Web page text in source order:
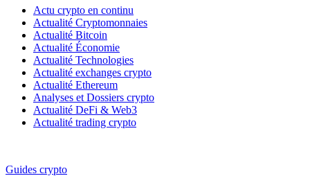
Actu crypto en continu
Actualité Cryptomonnaies
Actualité Bitcoin
Actualité Économie
Actualité Technologies
Actualité exchanges crypto
Actualité Ethereum
Analyses et Dossiers crypto
Actualité DeFi & Web3
Actualité trading crypto
Guides crypto